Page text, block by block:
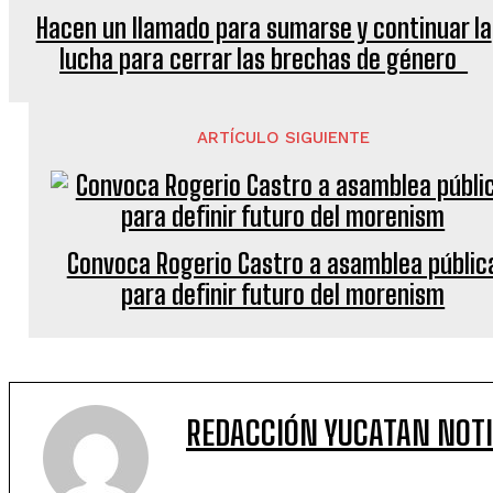
Hacen un llamado para sumarse y continuar la
lucha para cerrar las brechas de género
ARTÍCULO SIGUIENTE
Convoca Rogerio Castro a asamblea
para definir futuro del morenism
REDACCIÓN YUCATAN